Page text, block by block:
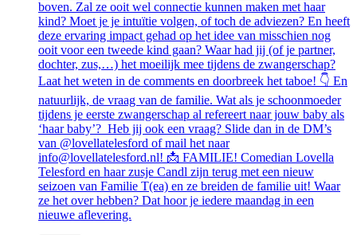
boven. Zal ze ooit wel connectie kunnen maken met haar
kind? Moet je je intuïtie volgen, of toch de adviezen? En heeft
deze ervaring impact gehad op het idee van misschien nog
ooit voor een tweede kind gaan? Waar had jij (of je partner,
dochter, zus,…) het moeilijk mee tijdens de zwangerschap?
Laat het weten in de comments en doorbreek het taboe! 👇 En
natuurlijk, de vraag van de familie. Wat als je schoonmoeder
tijdens je eerste zwangerschap al refereert naar jouw baby als
‘haar baby’? Heb jij ook een vraag? Slide dan in de DM’s
van @lovellatelesford of mail het naar
info@lovellatelesford.nl! 📩 FAMILIE! Comedian Lovella
Telesford en haar zusje Candl zijn terug met een nieuw
seizoen van Familie T(ea) en ze breiden de familie uit! Waar
ze het over hebben? Dat hoor je iedere maandag in een
nieuwe aflevering.